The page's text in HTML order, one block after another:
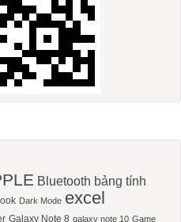
Bluetooth bảng tính
Dark Mode excel
Galaxy Note 8 galaxy note 10 Game